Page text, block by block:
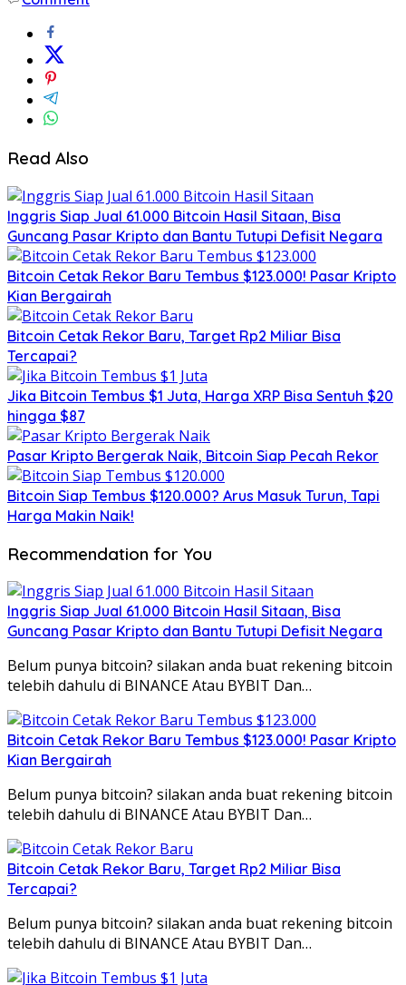
Read Also
Inggris Siap Jual 61.000 Bitcoin Hasil Sitaan, Bisa
Guncang Pasar Kripto dan Bantu Tutupi Defisit Negara
Bitcoin Cetak Rekor Baru Tembus $123.000! Pasar Kripto
Kian Bergairah
Bitcoin Cetak Rekor Baru, Target Rp2 Miliar Bisa
Tercapai?
Jika Bitcoin Tembus $1 Juta, Harga XRP Bisa Sentuh $20
hingga $87
Pasar Kripto Bergerak Naik, Bitcoin Siap Pecah Rekor
Bitcoin Siap Tembus $120.000? Arus Masuk Turun, Tapi
Harga Makin Naik!
Recommendation for You
Inggris Siap Jual 61.000 Bitcoin Hasil Sitaan, Bisa
Guncang Pasar Kripto dan Bantu Tutupi Defisit Negara
Belum punya bitcoin? silakan anda buat rekening bitcoin
telebih dahulu di BINANCE Atau BYBIT Dan…
Bitcoin Cetak Rekor Baru Tembus $123.000! Pasar Kripto
Kian Bergairah
Belum punya bitcoin? silakan anda buat rekening bitcoin
telebih dahulu di BINANCE Atau BYBIT Dan…
Bitcoin Cetak Rekor Baru, Target Rp2 Miliar Bisa
Tercapai?
Belum punya bitcoin? silakan anda buat rekening bitcoin
telebih dahulu di BINANCE Atau BYBIT Dan…